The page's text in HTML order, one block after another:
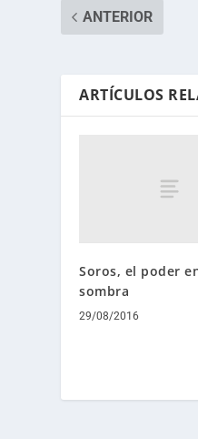
ANTERIOR
ARTÍCULOS
Soros, el poder
sombra
29/08/2016